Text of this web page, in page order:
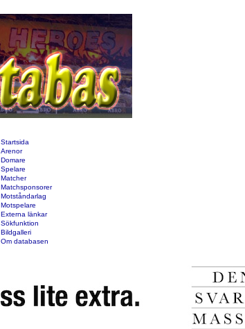
Startsida
Arenor
Domare
Spelare
Matcher
Matchsponsorer
Motståndarlag
Motspelare
Externa länkar
Sökfunktion
Bildgalleri
Om databasen